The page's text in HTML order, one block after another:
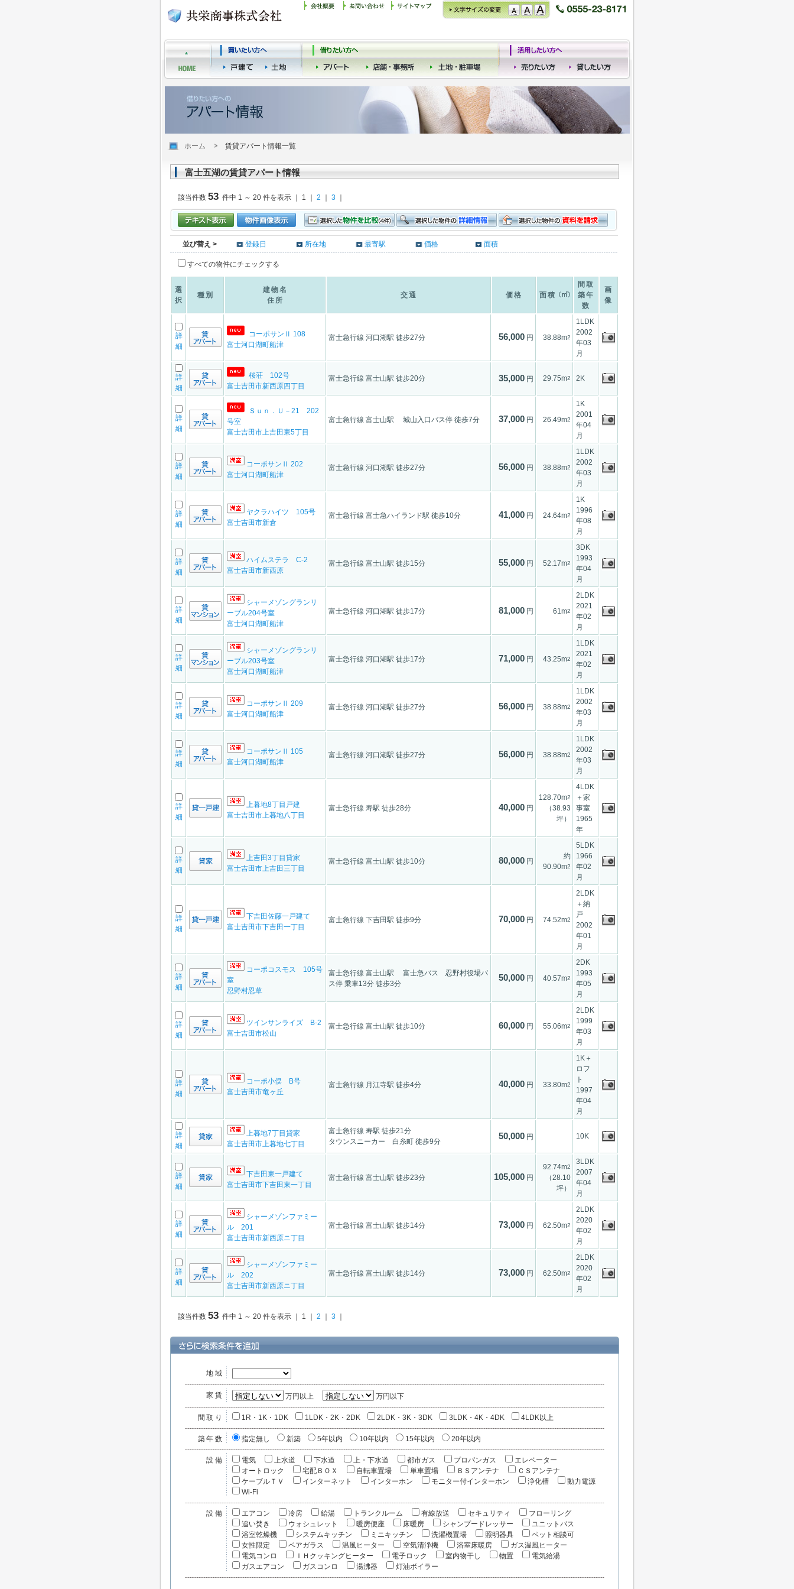
ホーム 賃貸アパート情報一覧
富士五湖の賃貸アパート情報
該当件数 53 件中 1 ～ 20 件を表示 ｜ 1 ｜ 2 3
並び替え > 登録日 所在地 最寄駅 価格 面積
すべての物件にチェックする
選
択
種別
建物名
住所
交通 価格 面積
間取
築年
数
画
像
詳
細
コーポサンⅡ 108
富士河口湖町船津
富士急行線 河口湖駅 徒歩27分 56,000 円 38.88m2
1LDK
2002
年03
月
詳
細
桜荘 102号
富士吉田市新西原四丁目
富士急行線 富士山駅 徒歩20分 35,000 円 29.75m2 2K
詳
細
Ｓｕｎ．Ｕ－21 202
号室
富士吉田市上吉田東5丁目
富士急行線 富士山駅 城山入口バス停 徒歩7分 37,000 円 26.49m2
1K
2001
年04
月
詳
細
コーポサンⅡ 202
富士河口湖町船津
富士急行線 河口湖駅 徒歩27分 56,000 円 38.88m2
1LDK
2002
年03
月
詳
細
ヤクラハイツ 105号
富士吉田市新倉
富士急行線 富士急ハイランド駅 徒歩10分 41,000 円 24.64m2
1K
1996
年08
月
詳
細
ハイムステラ C-2
富士吉田市新西原
富士急行線 富士山駅 徒歩15分 55,000 円 52.17m2
3DK
1993
年04
月
詳
細
シャーメゾングランリ
ーブル204号室
富士河口湖町船津
富士急行線 河口湖駅 徒歩17分 81,000 円 61m2
2LDK
2021
年02
月
詳
細
シャーメゾングランリ
ーブル203号室
富士河口湖町船津
富士急行線 河口湖駅 徒歩17分 71,000 円 43.25m2
1LDK
2021
年02
月
詳
細
コーポサンⅡ 209
富士河口湖町船津
富士急行線 河口湖駅 徒歩27分 56,000 円 38.88m2
1LDK
2002
年03
月
詳
細
コーポサンⅡ 105
富士河口湖町船津
富士急行線 河口湖駅 徒歩27分 56,000 円 38.88m2
1LDK
2002
年03
月
詳
細
上暮地8丁目戸建
富士吉田市上暮地八丁目
富士急行線 寿駅 徒歩28分 40,000 円
128.70m2
（38.93
坪）
4LDK
＋家
事室
1965
年
詳
細
上吉田3丁目貸家
富士吉田市上吉田三丁目
富士急行線 富士山駅 徒歩10分 80,000 円
約
90.90m2
5LDK
1966
年02
月
詳
細
下吉田佐藤一戸建て
富士吉田市下吉田一丁目
富士急行線 下吉田駅 徒歩9分 70,000 円 74.52m2
2LDK
＋納
戸
2002
年01
月
詳
細
コーポコスモス 105号
室
忍野村忍草
富士急行線 富士山駅 富士急バス 忍野村役場バ
ス停 乗車13分 徒歩3分
50,000 円 40.57m2
2DK
1993
年05
月
詳
細
ツインサンライズ B-2
富士吉田市松山
富士急行線 富士山駅 徒歩10分 60,000 円 55.06m2
2LDK
1999
年03
月
詳
細
コーポ小俣 B号
富士吉田市竜ヶ丘
富士急行線 月江寺駅 徒歩4分 40,000 円 33.80m2
1K＋
ロフ
ト
1997
年04
月
詳
細
上暮地7丁目貸家
富士吉田市上暮地七丁目
富士急行線 寿駅 徒歩21分
タウンスニーカー 白糸町 徒歩9分
50,000 円 10K
詳
細
下吉田東一戸建て
富士吉田市下吉田東一丁目
富士急行線 富士山駅 徒歩23分 105,000 円
92.74m2
（28.10
坪）
3LDK
2007
年04
月
詳
細
シャーメゾンファミー
ル 201
富士吉田市新西原ニ丁目
富士急行線 富士山駅 徒歩14分 73,000 円 62.50m2
2LDK
2020
年02
月
詳
細
シャーメゾンファミー
ル 202
富士吉田市新西原ニ丁目
富士急行線 富士山駅 徒歩14分 73,000 円 62.50m2
2LDK
2020
年02
月
該当件数 53 件中 1 ～ 20 件を表示 ｜ 1 ｜ 2 3
地域
家賃 万円以上 万円以下
間取り 1R・1K・1DK 1LDK・2K・2DK 2LDK・3K・3DK 3LDK・4K・4DK 4LDK以上
築年数 指定無し 新築 5年以内 10年以内 15年以内 20年以内
設備 電気 上水道 下水道 上・下水道 都市ガス プロパンガス
エレベーター
オートロック
宅配ＢＯＸ 自転車置場 単車置場 ＢＳアンテナ
ＣＳアンテナ
ケーブルＴＶ
インターネット インターホン モニター付インターホン 浄化槽
動力電源
Wi-Fi
設備 エアコン 冷房 給湯 トランクルーム 有線放送 セキュリティ
フローリング
追い焚き
ウォシュレット 暖房便座 床暖房 シャンプードレッサー
ユニットバス
浴室乾燥機
システムキッチン ミニキッチン 洗濯機置場 照明器具
ペット相談可
女性限定
ペアガラス 温風ヒーター 空気清浄機 浴室床暖房
ガス温風ヒーター
電気コンロ
ＩＨクッキングヒーター 電子ロック 室内物干し 物置
電気給湯
ガスエアコン
ガスコンロ 湯沸器 灯油ボイラー